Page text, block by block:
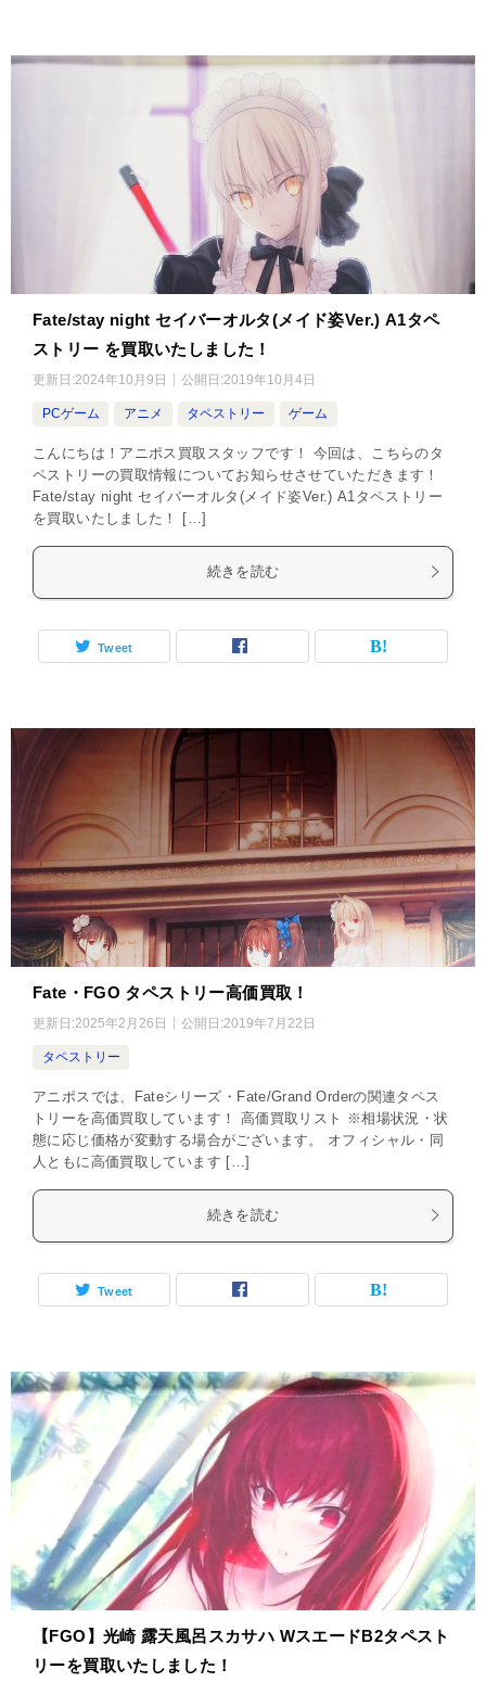
Fate/stay night セイバーオルタ(メイド姿Ver.) A1タペ
ストリー を買取いたしました！
更新日:2024年10月9日 公開日:2019年10月4日
PCゲーム アニメ タペストリー ゲーム
こんにちは！アニポス買取スタッフです！ 今回は、こちらのタ
ペストリーの買取情報についてお知らせさせていただきます！
Fate/stay night セイバーオルタ(メイド姿Ver.) A1タペストリー
を買取いたしました！ […]
続きを読む
Tweet
Fate・FGO タペストリー高価買取！
更新日:2025年2月26日 公開日:2019年7月22日
タペストリー
アニポスでは、Fateシリーズ・Fate/Grand Orderの関連タペス
トリーを高価買取しています！ 高価買取リスト ※相場状況・状
態に応じ価格が変動する場合がございます。 オフィシャル・同
人ともに高価買取しています […]
続きを読む
Tweet
【FGO】光崎 露天風呂スカサハ WスエードB2タペスト
リーを買取いたしました！